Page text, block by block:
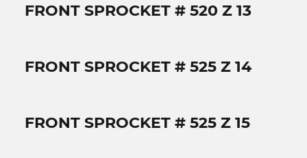
FRONT SPROCKET # 520 Z 13
FRONT SPROCKET # 525 Z 14
FRONT SPROCKET # 525 Z 15